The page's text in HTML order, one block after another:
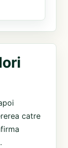
catre